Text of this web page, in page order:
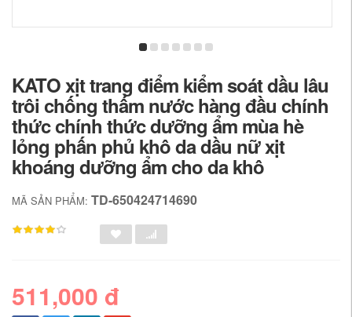
KATO xịt trang điểm kiểm soát dầu lâu
trôi chống thấm nước hàng đầu chính
thức chính thức dưỡng ẩm mùa hè
lỏng phấn phủ khô da dầu nữ xịt
khoáng dưỡng ẩm cho da khô
MÃ SẢN PHẨM: TD-650424714690
511,000 đ